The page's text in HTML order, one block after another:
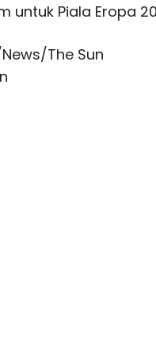
untuk Piala Eropa
The Sun